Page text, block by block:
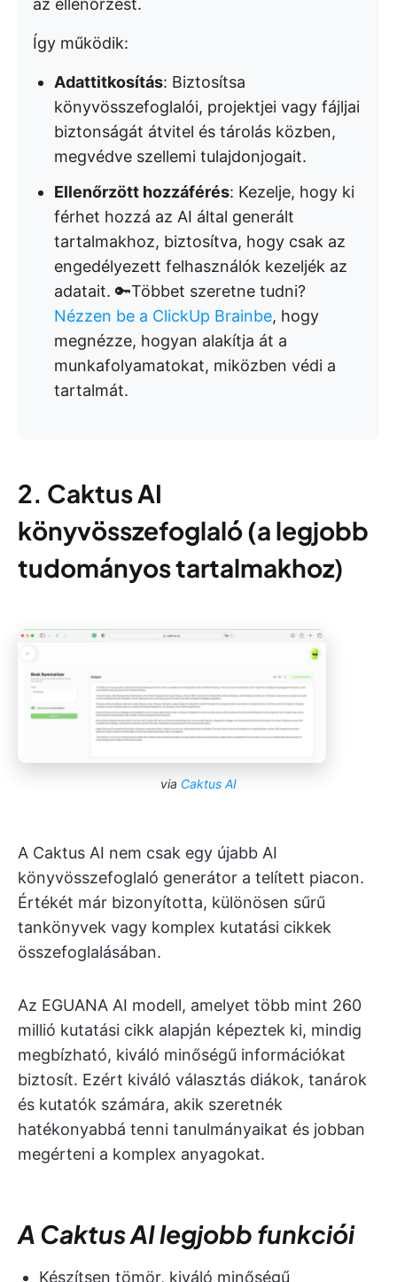
az ellenőrzést.
Így működik:
Adattitkosítás: Biztosítsa
könyvösszefoglalói, projektjei vagy fájljai
biztonságát átvitel és tárolás közben,
megvédve szellemi tulajdonjogait.
Ellenőrzött hozzáférés: Kezelje, hogy ki
férhet hozzá az AI által generált
tartalmakhoz, biztosítva, hogy csak az
engedélyezett felhasználók kezeljék az
adatait. 🔑Többet szeretne tudni?
Nézzen be a ClickUp Brainbe, hogy
megnézze, hogyan alakítja át a
munkafolyamatokat, miközben védi a
tartalmát.
2. Caktus AI
könyvösszefoglaló (a legjobb
tudományos tartalmakhoz)
via Caktus AI
A Caktus AI nem csak egy újabb AI
könyvösszefoglaló generátor a telített piacon.
Értékét már bizonyította, különösen sűrű
tankönyvek vagy komplex kutatási cikkek
összefoglalásában.
Az EGUANA AI modell, amelyet több mint 260
millió kutatási cikk alapján képeztek ki, mindig
megbízható, kiváló minőségű információkat
biztosít. Ezért kiváló választás diákok, tanárok
és kutatók számára, akik szeretnék
hatékonyabbá tenni tanulmányaikat és jobban
megérteni a komplex anyagokat.
A Caktus AI legjobb funkciói
Készítsen tömör, kiváló minőségű